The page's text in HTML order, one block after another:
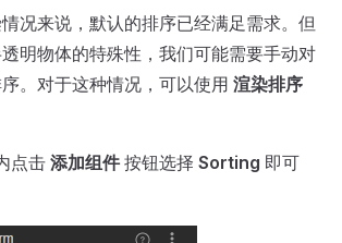
况来说，默认的排序已经满足需求。但
明物体的特殊性，我们可能需要手动对
。对于这种情况，可以使用 渲染排序
点击 添加组件按钮选择 Sorting 即可